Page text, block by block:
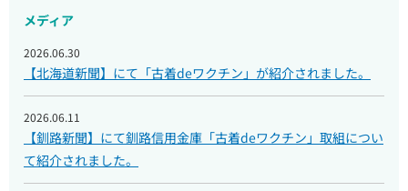
メディア
2026.06.30
【北海道新聞】にて「古着deワクチン」が紹介されました。
2026.06.11
【釧路新聞】にて釧路信用金庫「古着deワクチン」取組につい
て紹介されました。